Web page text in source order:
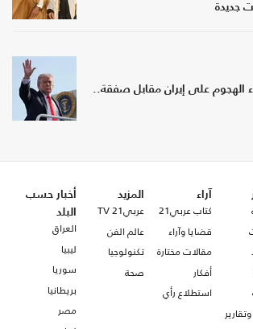
جديدة
الهجوم على إيران مقابل صفقة..
آراء
كتاب عربي21
قضايا وآراء
مقالات مختارة
أفكار
استطلاع رأي
المزيد
عربي21 TV
عالم الفن
تكنولوجيا
صحة
أخبار حسب
البلد
العراق
ليبيا
سوريا
بريطانيا
مصر